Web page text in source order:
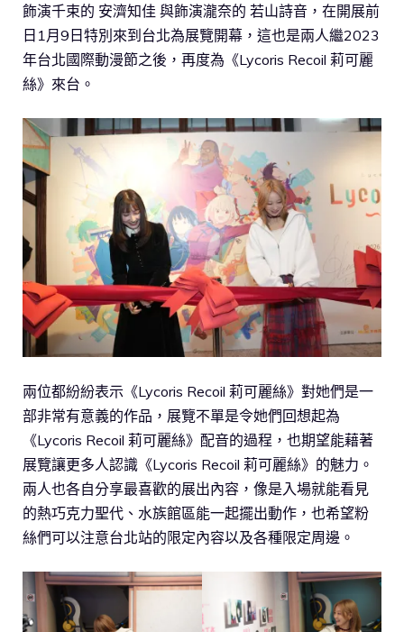
飾演千束的 安濟知佳 與飾演瀧奈的 若山詩音，在開展前
日1月9日特別來到台北為展覽開幕，這也是兩人繼2023
年台北國際動漫節之後，再度為《Lycoris Recoil 莉可麗
絲》來台。
兩位都紛紛表示《Lycoris Recoil 莉可麗絲》對她們是一
部非常有意義的作品，展覽不單是令她們回想起為
《Lycoris Recoil 莉可麗絲》配音的過程，也期望能藉著
展覽讓更多人認識《Lycoris Recoil 莉可麗絲》的魅力。
兩人也各自分享最喜歡的展出內容，像是入場就能看見
的熱巧克力聖代、水族館區能一起擺出動作，也希望粉
絲們可以注意台北站的限定內容以及各種限定周邊。